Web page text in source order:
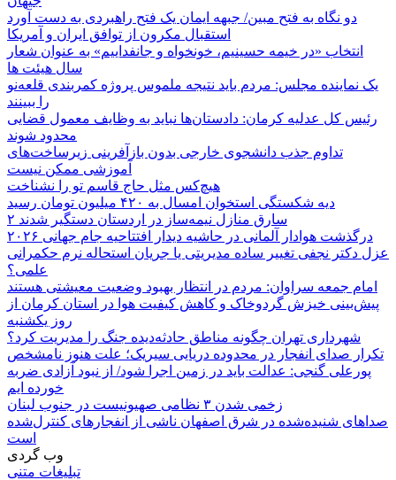
دو نگاه به فتح مبین/ جبهه ایمان یک فتح راهبردی به دست آورد
استقبال مکرون از توافق ایران و آمریکا
انتخاب «در خیمه حسینیم، خونخواه و جانفداییم» به عنوان شعار
سال هیئت ها
یک نماینده مجلس: مردم باید نتیجه ملموس پروژه کمربندی قلعه‌نو
را ببینند
رئیس کل عدلیه کرمان: دادستان‌ها نباید به وظایف معمول قضایی
محدود شوند
تداوم جذب دانشجوی خارجی بدون بازآفرینی زیرساخت‌های
آموزشی ممکن نیست
هیچ‌کس مثل حاج قاسم تو را نشناخت
دیه شکستگی استخوان امسال به ۴۲۰ میلیون تومان رسید
۲ سارق منازل نیمه‌ساز در اردستان دستگیر شدند
درگذشت هوادار آلمانی در حاشیه دیدار افتتاحیه جام جهانی ۲۰۲۶
عزل دکتر نجفی تغییر ساده مدیریتی یا جریان استحاله نرم حکمرانی
علمی؟
امام جمعه سراوان: مردم در انتظار بهبود وضعیت معیشتی هستند
پیش‌بینی خیزش گردوخاک و کاهش کیفیت هوا در استان کرمان از
روز یکشنبه
شهرداری تهران چگونه مناطق حادثه‌دیده جنگ را مدیریت کرد؟
تکرار صدای انفجار در محدوده دریایی سیریک؛ علت هنوز نامشخص
پورعلی گنجی: عدالت باید در زمین اجرا شود/ از نبود آزادی ضربه
خورده ایم
زخمی شدن ۳ نظامی صهیونیست در جنوب لبنان
صداهای شنیده‌شده در شرق اصفهان ناشی از انفجارهای کنترل‌شده
است
وب گردی
تبلیغات متنی